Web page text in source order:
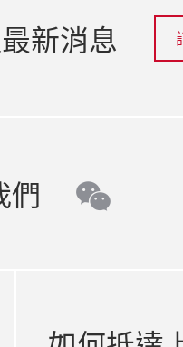
新消息
們 wechat